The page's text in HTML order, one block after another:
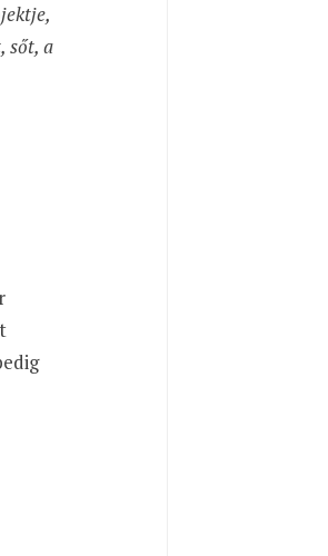
sőt, a